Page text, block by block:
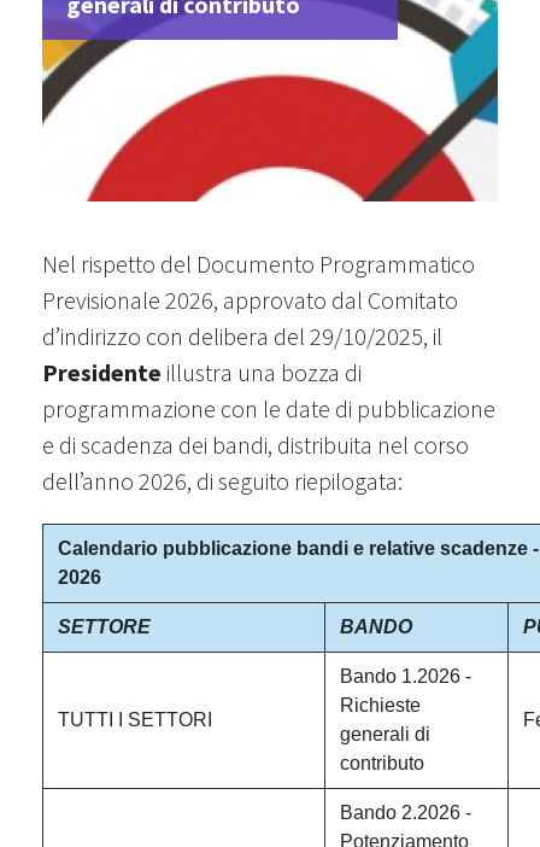
Nel rispetto del Documento Programmatico
Previsionale 2026, approvato dal Comitato
d’indirizzo con delibera del 29/10/2025, il
Presidente illustra una bozza di
programmazione con le date di pubblicazione
e di scadenza dei bandi, distribuita nel corso
dell’anno 2026, di seguito riepilogata:
Calendario pubblicazione bandi e relative scadenze
2026
SETTORE BANDO
TUTTI I SETTORI
Bando 1.2026 -
Richieste
generali di
contributo
Bando 2.2026 -
Potenziamento